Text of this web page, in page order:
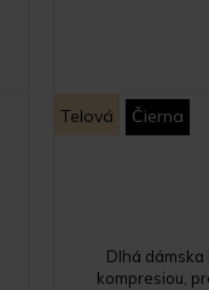
Telová Čierna
Dlhá
kompresiou,